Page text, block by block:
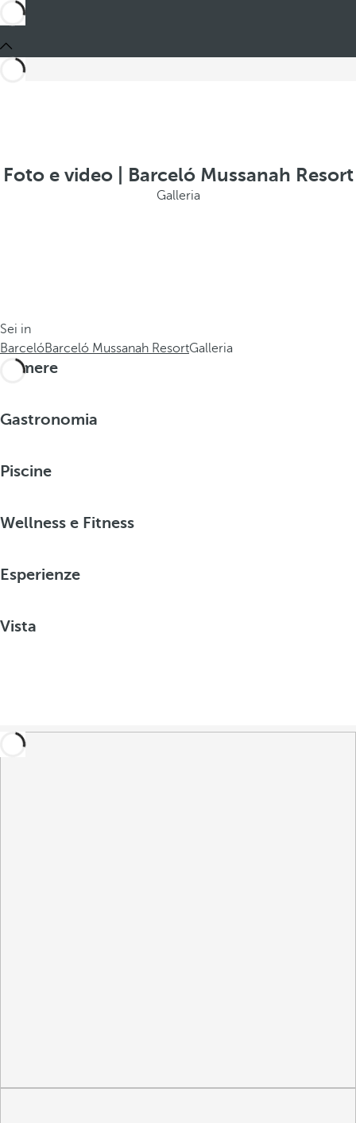
Foto e video | Barceló Mussanah Resort
Galleria
Sei in
BarcelóBarceló Mussanah ResortGalleria
Camere
Gastronomia
Piscine
Wellness e Fitness
Esperienze
Vista